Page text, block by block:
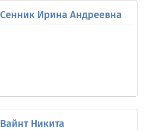
Сенник Ирина Андреевна
Вайнт Никита